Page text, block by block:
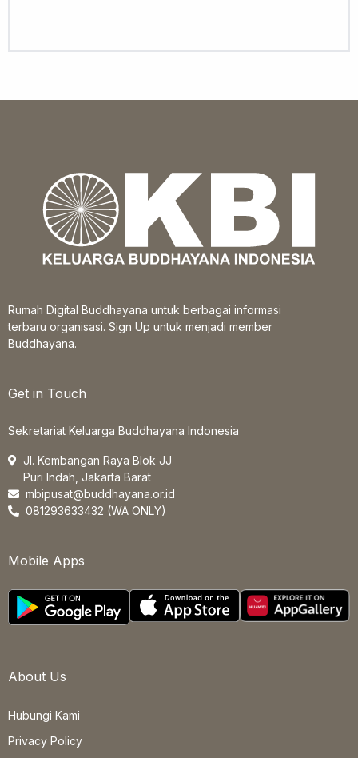
Rumah Digital Buddhayana untuk berbagai informasi
terbaru organisasi. Sign Up untuk menjadi member
Buddhayana.
Get in Touch
Sekretariat Keluarga Buddhayana Indonesia
Jl. Kembangan Raya Blok JJ
Puri Indah, Jakarta Barat
mbipusat@buddhayana.or.id
081293633432 (WA ONLY)
Mobile Apps
About Us
Hubungi Kami
Privacy Policy